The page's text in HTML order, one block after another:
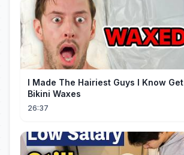
I Made The Hairiest Guys I Know Get
Bikini Waxes
26:37